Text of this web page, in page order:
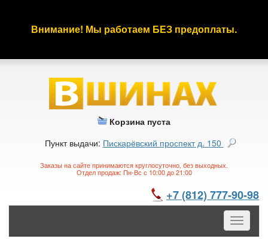
Внимание! Мы работаем БЕЗ предоплаты.
Корзина пуста
Пункт выдачи: Пискарёвский проспект д. 150
Заказы на сайте принимаются круглосуточно, без выходных.
Отдел продаж: Пн-Вс с 10:00 до 21:00
+7 (812) 777-90-98
Toggle